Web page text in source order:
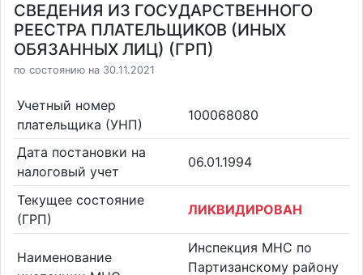
СВЕДЕНИЯ ИЗ ГОСУДАРСТВЕННОГО
РЕЕСТРА ПЛАТЕЛЬЩИКОВ (ИНЫХ
ОБЯЗАННЫХ ЛИЦ) (ГРП)
по состоянию на 30.11.2021
Учетный номер
плательщика (УНП)
100068080
Дата постановки на
налоговый учет
06.01.1994
Текущее состояние
(ГРП)
ЛИКВИДИРОВАН
Наименование
Инспекция МНС по
Партизанскому району